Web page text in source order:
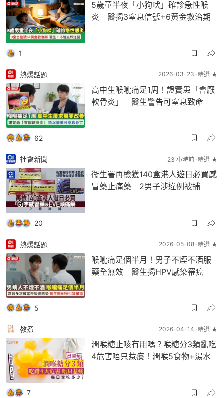
5歲童半夜「小狗吠」確診急性喉
炎 醫揭3窒息信號+6黃金救治期
1
熱爆話題 2026-03-23 精選 ★
高中生喉嚨痛足1周！證實患「會厭
軟骨炎」 醫生警告可窒息致命
62
社會新聞 23 小時前 精選 ★
衞生署再檢獲140盒港人遊日必買感
冒藥止痛藥 2男子涉違例被捕
20
熱爆話題 2026-05-08 精選 ★
喉嚨痛足個半月！男子不煙不酒服
藥全無效 醫生揭HPV感染罹癌
5
教煮 2026-04-14 精選 ★
潤喉糖止咳有用嗎？喉糖分3類亂吃
4危害唔只惹痰！潤喉5食物+湯水
7